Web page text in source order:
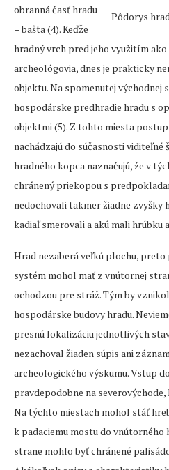
Pôdorys
obranná časť hradu
– bašta (4). Keďže
hradný vrch pred jeho využitím
archeológovia, dnes je prakticky
objektu. Na spomenutej východnej
hospodárske predhradie hradu s
objektmi (5). Z tohto miesta
nachádzajú do súčasnosti viditeľné
hradného kopca naznačujú, že v
chránený priekopou s
nedochovali takmer žiadne zvyšky
kadiaľ smerovali a akú mali hrúbku
Hrad nezaberá veľkú plochu,
systém mohol mať z vnútornej
ochodzou pre stráž. Tým by
hospodárske budovy hradu.
presnú lokalizáciu jednotlivých
nezachoval žiaden súpis ani
archeologického výskumu. Vstup
pravdepodobne na
Na týchto miestach mohol stáť
k padaciemu mostu do vnútorného
strane mohlo byť chránené